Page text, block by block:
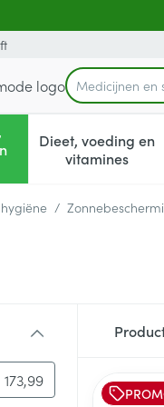
Product,
Medicijnen e
voor
Dieet, voeding en
vitamines
Toon
/
waarde